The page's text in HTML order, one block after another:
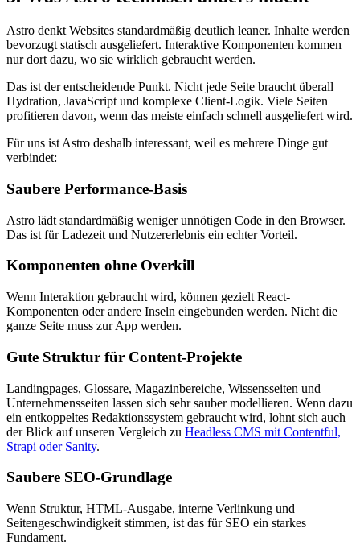
Astro denkt Websites standardmäßig deutlich leaner. Inhalte werden
bevorzugt statisch ausgeliefert. Interaktive Komponenten kommen
nur dort dazu, wo sie wirklich gebraucht werden.
Das ist der entscheidende Punkt. Nicht jede Seite braucht überall
Hydration, JavaScript und komplexe Client-Logik. Viele Seiten
profitieren davon, wenn das meiste einfach schnell ausgeliefert wird.
Für uns ist Astro deshalb interessant, weil es mehrere Dinge gut
verbindet:
Saubere Performance-Basis
Astro lädt standardmäßig weniger unnötigen Code in den Browser.
Das ist für Ladezeit und Nutzererlebnis ein echter Vorteil.
Komponenten ohne Overkill
Wenn Interaktion gebraucht wird, können gezielt React-
Komponenten oder andere Inseln eingebunden werden. Nicht die
ganze Seite muss zur App werden.
Gute Struktur für Content-Projekte
Landingpages, Glossare, Magazinbereiche, Wissensseiten und
Unternehmensseiten lassen sich sehr sauber modellieren. Wenn dazu
ein entkoppeltes Redaktionssystem gebraucht wird, lohnt sich auch
der Blick auf unseren Vergleich zu Headless CMS mit Contentful,
Strapi oder Sanity.
Saubere SEO-Grundlage
Wenn Struktur, HTML-Ausgabe, interne Verlinkung und
Seitengeschwindigkeit stimmen, ist das für SEO ein starkes
Fundament.